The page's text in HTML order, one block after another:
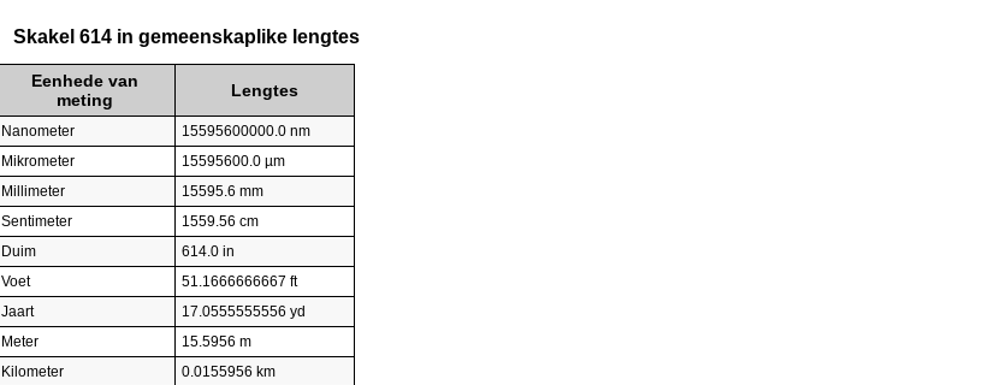
Skakel 614 in gemeenskaplike lengtes
Eenhede van
meting
Lengtes
Nanometer
15595600000.0 nm
Mikrometer
15595600.0 µm
Millimeter
15595.6 mm
Sentimeter
1559.56 cm
Duim
614.0 in
Voet
51.1666666667 ft
Jaart
17.0555555556 yd
Meter
15.5956 m
Kilometer
0.0155956 km